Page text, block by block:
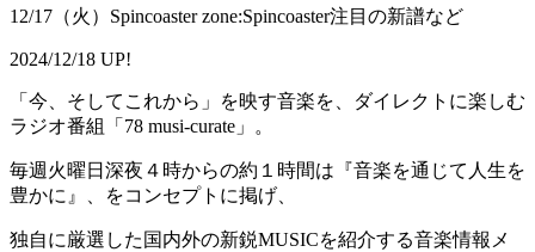
12/17（火）Spincoaster zone:Spincoaster注目の新譜など
2024/12/18 UP!
「今、そしてこれから」を映す音楽を、ダイレクトに楽しむ
ラジオ番組「78 musi-curate」。
毎週火曜日深夜４時からの約１時間は『音楽を通じて人生を
豊かに』、をコンセプトに掲げ、
独自に厳選した国内外の新鋭MUSICを紹介する音楽情報メ